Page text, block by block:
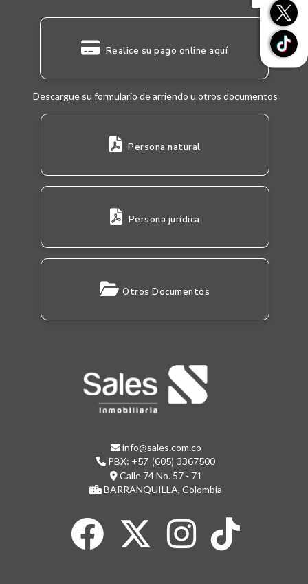
Realice su pago online aquí
Descargue su formulario de arriendo u otros documentos
Persona natural
Persona jurídica
Otros Documentos
info@sales.com.co
PBX: +57 (605) 3367500
Calle 74 No. 57 - 71
BARRANQUILLA, Colombia